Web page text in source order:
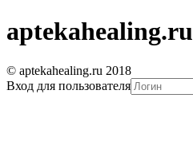
aptekahealing.ru
© aptekahealing.ru 2018
Вход для пользователя